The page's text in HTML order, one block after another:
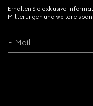
Erhalten Sie exklusive
Mitteilungen und weitere
E-Mail